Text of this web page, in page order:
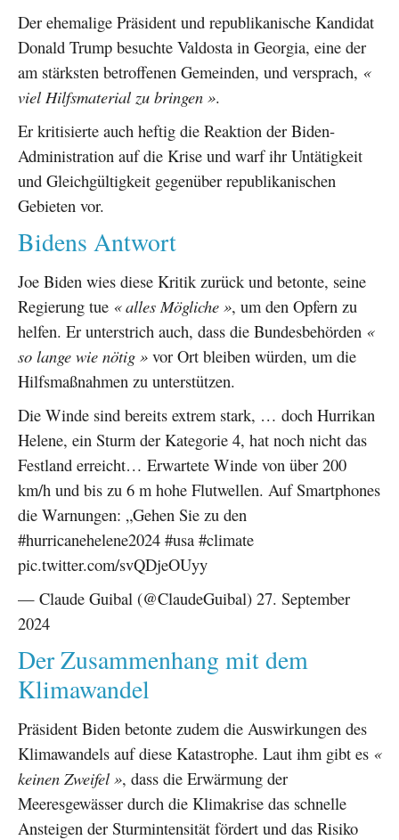
Der ehemalige Präsident und republikanische Kandidat
Donald Trump besuchte Valdosta in Georgia, eine der
am stärksten betroffenen Gemeinden, und versprach, «
viel Hilfsmaterial zu bringen ».
Er kritisierte auch heftig die Reaktion der Biden-
Administration auf die Krise und warf ihr Untätigkeit
und Gleichgültigkeit gegenüber republikanischen
Gebieten vor.
Bidens Antwort
Joe Biden wies diese Kritik zurück und betonte, seine
Regierung tue « alles Mögliche », um den Opfern zu
helfen. Er unterstrich auch, dass die Bundesbehörden «
so lange wie nötig » vor Ort bleiben würden, um die
Hilfsmaßnahmen zu unterstützen.
Die Winde sind bereits extrem stark, … doch Hurrikan
Helene, ein Sturm der Kategorie 4, hat noch nicht das
Festland erreicht… Erwartete Winde von über 200
km/h und bis zu 6 m hohe Flutwellen. Auf Smartphones
die Warnungen: „Gehen Sie zu den
#hurricanehelene2024 #usa #climate
pic.twitter.com/svQDjeOUyy
— Claude Guibal (@ClaudeGuibal) 27. September
2024
Der Zusammenhang mit dem
Klimawandel
Präsident Biden betonte zudem die Auswirkungen des
Klimawandels auf diese Katastrophe. Laut ihm gibt es «
keinen Zweifel », dass die Erwärmung der
Meeresgewässer durch die Klimakrise das schnelle
Ansteigen der Sturmintensität fördert und das Risiko